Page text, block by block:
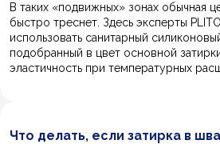
В таких «подвижных» зонах обычная
быстро треснет. Здесь эксперты
использовать санитарный
подобранный в цвет основной
эластичность при температурных
Что делать, если затирка в